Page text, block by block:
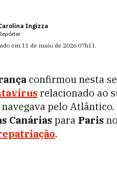
Ingizza
em11 de maio de 2026 07h11.
confirmou nesta
relacionado ao
pelo
Canáriaspara Paris
.